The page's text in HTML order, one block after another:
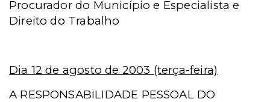
Procurador do Município e Especialista e
Direito do Trabalho
Dia 12 de agosto de 2003 (terça-feira)
A RESPONSABILIDADE PESSOAL DO